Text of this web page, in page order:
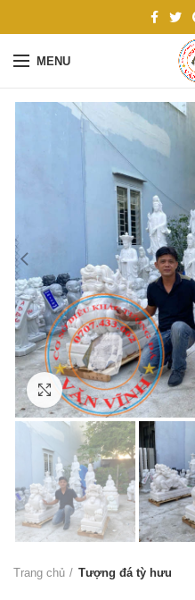
MENU
Click to enlarge
Trang chủ Tượng đá tỳ hưu